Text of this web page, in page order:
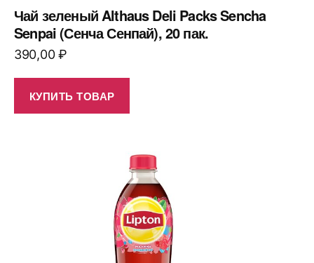
Чай зеленый Althaus Deli Packs Sencha
Senpai (Сенча Сенпай), 20 пак.
390,00₽
КУПИТЬ ТОВАР